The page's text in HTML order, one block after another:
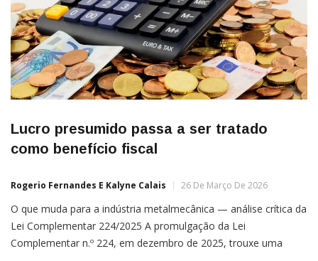
Lucro presumido passa a ser tratado
como benefício fiscal
Rogerio Fernandes E Kalyne Calais 26 De Março De 2026
O que muda para a indústria metalmecânica — análise crítica da
Lei Complementar 224/2025 A promulgação da Lei
Complementar n.º 224, em dezembro de 2025, trouxe uma